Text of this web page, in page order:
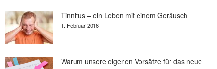
Tinnitus – ein Leben mit einem Geräusch
1. Februar 2016
Warum unsere eigenen Vorsätze für das neue